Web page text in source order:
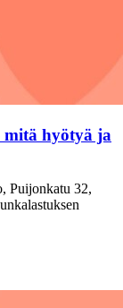
hyötyä ja
Puijonkatu 32,